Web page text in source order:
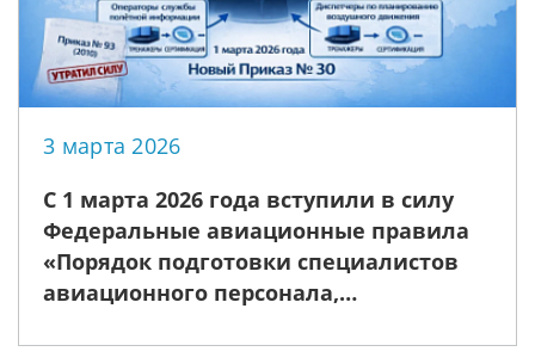
3 марта 2026
С 1 марта 2026 года вступили в силу
Федеральные авиационные правила
«Порядок подготовки специалистов
авиационного персонала,
организации использования